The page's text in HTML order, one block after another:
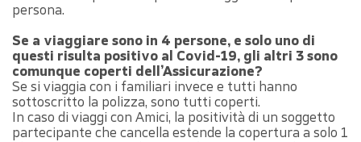
persona.
Se a viaggiare sono in 4 persone, e solo uno di
questi risulta positivo al Covid-19, gli altri 3 sono
comunque coperti dell’Assicurazione?
Se si viaggia con i familiari invece e tutti hanno
sottoscritto la polizza, sono tutti coperti.
In caso di viaggi con Amici, la positività di un soggetto
partecipante che cancella estende la copertura a solo 1